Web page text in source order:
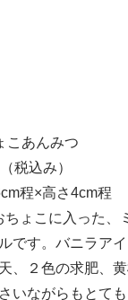
こあんみつ
税込み）
程×高さ4cm程
ちょこに入った、
です。バニラアイ
、２色の求肥、
いながらもとても